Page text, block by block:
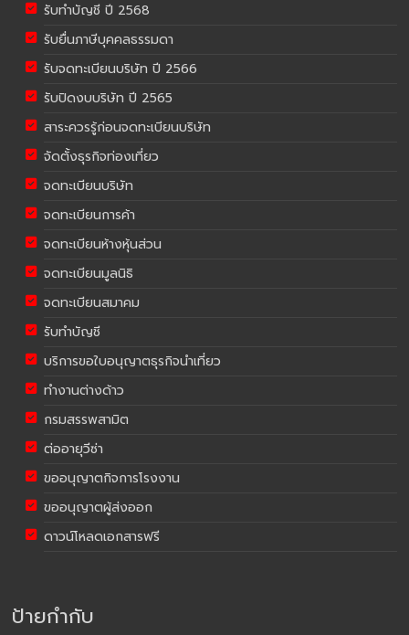
รับทำบัญชี ปี 2568
รับยื่นภาษีบุคคลธรรมดา
รับจดทะเบียนบริษัท ปี 2566
รับปิดงบบริษัท ปี 2565
สาระควรรู้ก่อนจดทะเบียนบริษัท
จัดตั้งธุรกิจท่องเที่ยว
จดทะเบียนบริษัท
จดทะเบียนการค้า
จดทะเบียนห้างหุ้นส่วน
จดทะเบียนมูลนิธิ
จดทะเบียนสมาคม
รับทำบัญชี
บริการขอใบอนุญาตธุรกิจนำเที่ยว
ทำงานต่างด้าว
กรมสรรพสามิต
ต่ออายุวีซ่า
ขออนุญาตกิจการโรงงาน
ขออนุญาตผู้ส่งออก
ดาวน์โหลดเอกสารฟรี
ป้ายกำกับ